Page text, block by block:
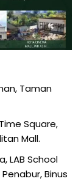
Taman
Square,
Mall.
LAB School
Binus